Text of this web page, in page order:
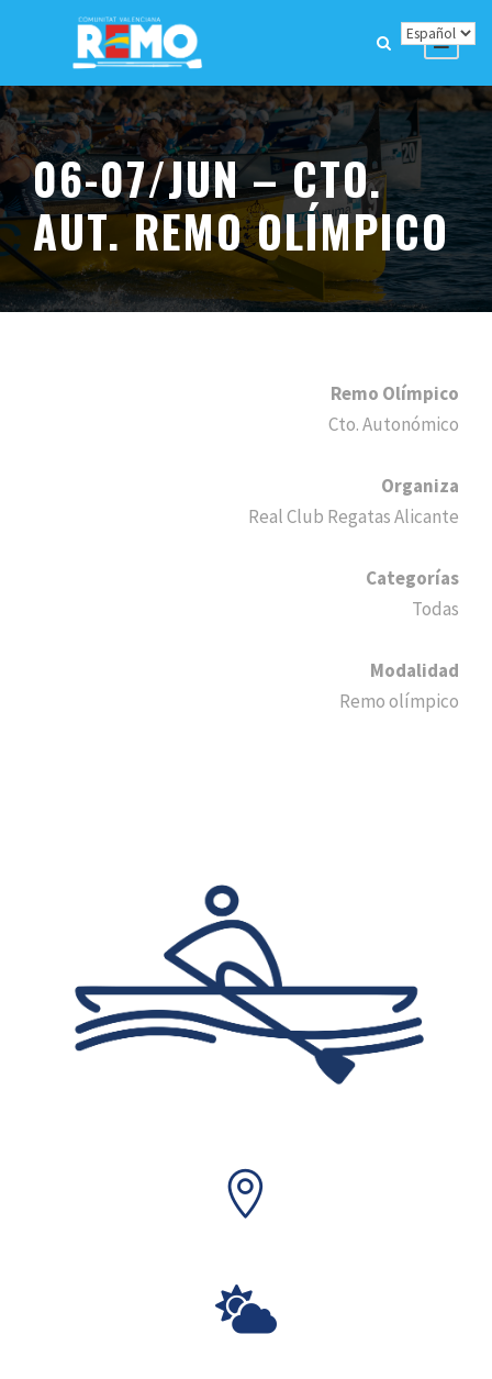
06-07/JUN – CTO.
AUT. REMO OLÍMPICO
Remo Olímpico
Cto. Autonómico
Organiza
Real Club Regatas Alicante
Categorías
Todas
Modalidad
Remo olímpico